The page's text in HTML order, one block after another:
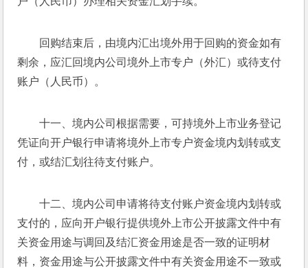
回购结束后，由境内汇出境外用于回购的资金如有
剩余，应汇回境内公司境外上市专户（外汇）或待支付
账户（人民币）。
十一、境内公司根据需要，可持境外上市业务登记
凭证向开户银行申请将境外上市专户资金境内划转或支
付，或结汇划往待支付账户。
十二、境内公司申请将待支付账户资金境内划转或
支付的，应向开户银行提供境外上市公开披露文件中有
关资金用途与调回及结汇资金用途是否一致的证明材
料，资金用途与公开披露文件中有关资金用途不一致或